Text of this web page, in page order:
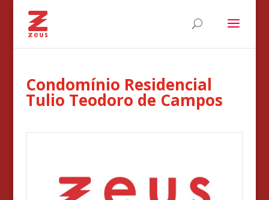
Condomínio Residencial
Tulio Teodoro de Campos